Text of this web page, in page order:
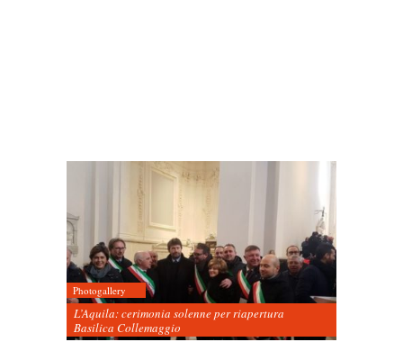
Photogallery
L’Aquila: cerimonia solenne per riapertura
Basilica Collemaggio